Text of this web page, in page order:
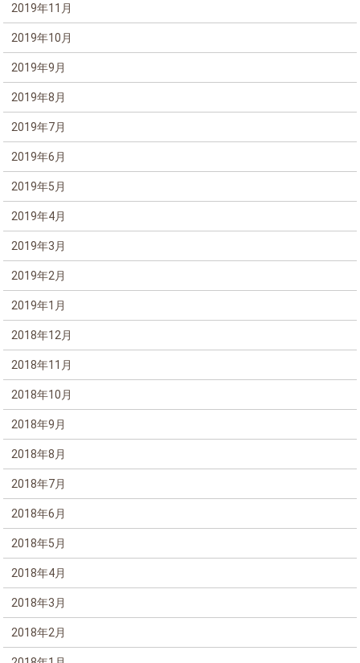
2019年11月
2019年10月
2019年9月
2019年8月
2019年7月
2019年6月
2019年5月
2019年4月
2019年3月
2019年2月
2019年1月
2018年12月
2018年11月
2018年10月
2018年9月
2018年8月
2018年7月
2018年6月
2018年5月
2018年4月
2018年3月
2018年2月